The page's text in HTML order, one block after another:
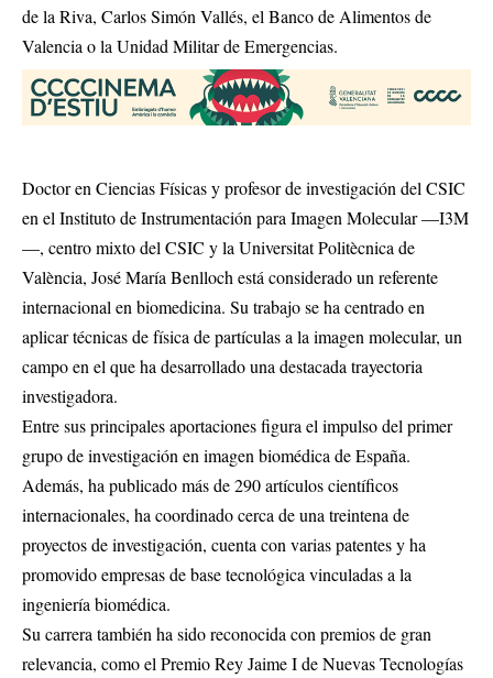
de la Riva, Carlos Simón Vallés, el Banco de Alimentos de
Valencia o la Unidad Militar de Emergencias.
Doctor en Ciencias Físicas y profesor de investigación del CSIC
en el Instituto de Instrumentación para Imagen Molecular —I3M
—, centro mixto del CSIC y la Universitat Politècnica de
València, José María Benlloch está considerado un referente
internacional en biomedicina. Su trabajo se ha centrado en
aplicar técnicas de física de partículas a la imagen molecular, un
campo en el que ha desarrollado una destacada trayectoria
investigadora.
Entre sus principales aportaciones figura el impulso del primer
grupo de investigación en imagen biomédica de España.
Además, ha publicado más de 290 artículos científicos
internacionales, ha coordinado cerca de una treintena de
proyectos de investigación, cuenta con varias patentes y ha
promovido empresas de base tecnológica vinculadas a la
ingeniería biomédica.
Su carrera también ha sido reconocida con premios de gran
relevancia, como el Premio Rey Jaime I de Nuevas Tecnologías